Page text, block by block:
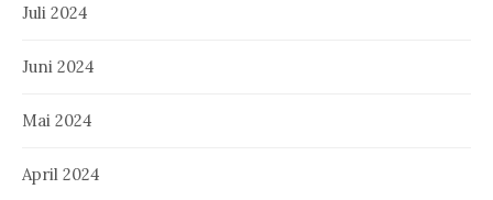
Juli 2024
Juni 2024
Mai 2024
April 2024